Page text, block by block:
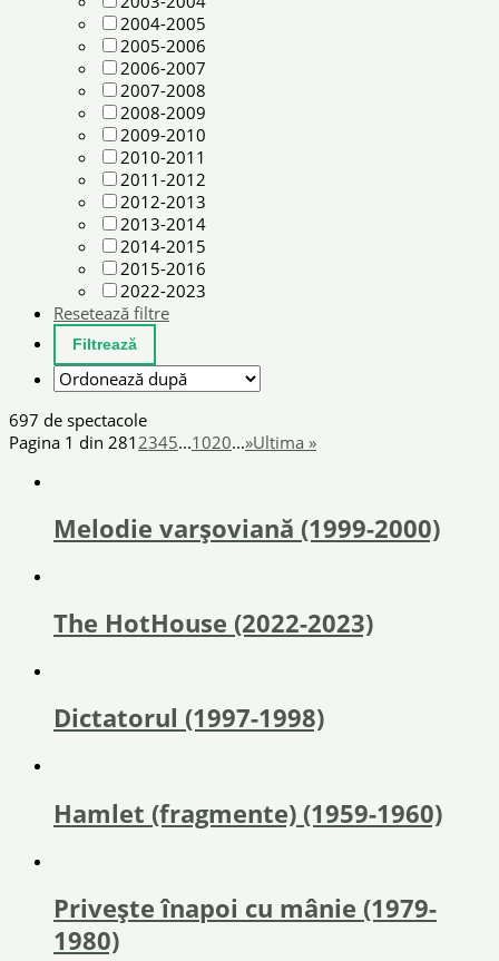
2004-2005
2005-2006
2006-2007
2007-2008
2008-2009
2009-2010
2010-2011
2011-2012
2012-2013
2013-2014
2014-2015
2015-2016
2022-2023
Resetează filtre
697 de spectacole
Pagina 1 din 281 2345...1020...»Ultima »
Melodie varșoviană (1999-2000)
The HotHouse (2022-2023)
Dictatorul (1997-1998)
Hamlet (fragmente) (1959-1960)
Privește înapoi cu mânie (1979-
1980)